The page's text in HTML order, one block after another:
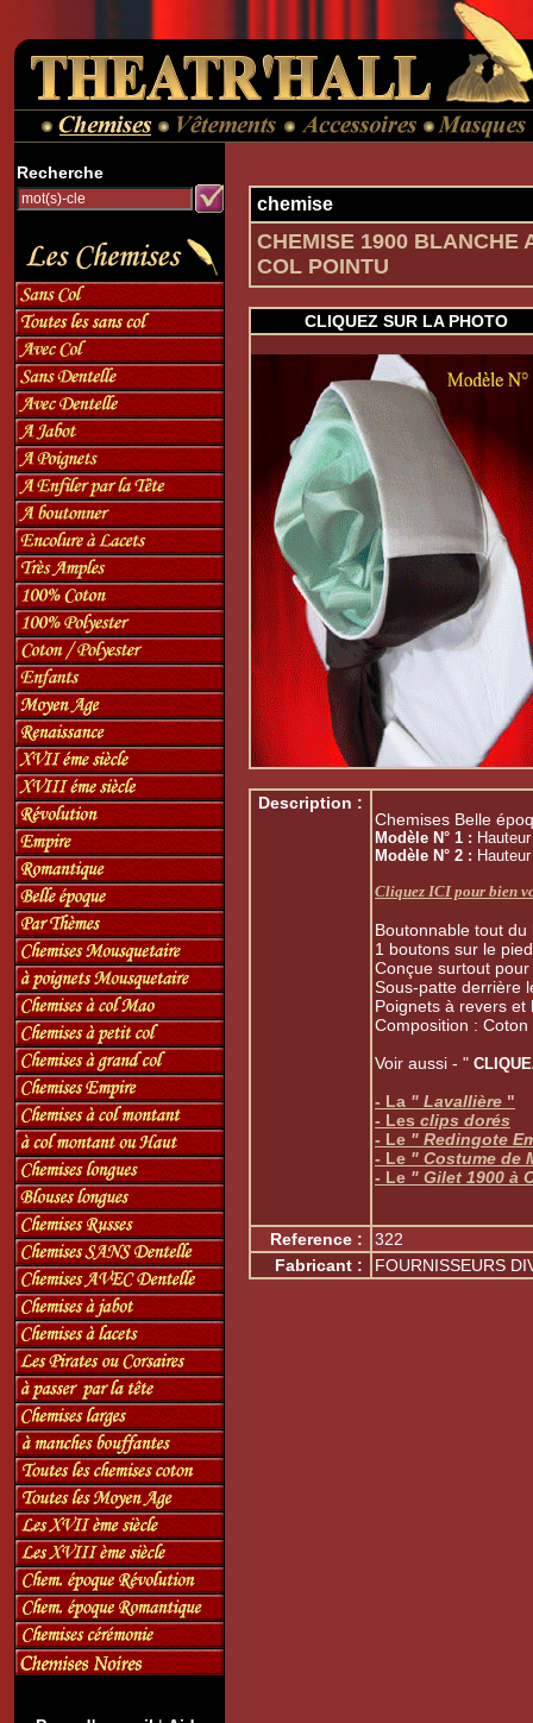
Recherche
chemise
CHEMISE 1900 BLANCHE
COL POINTU
CLIQUEZ SUR LA PHOTO
Description :
Chemises Belle
Modèle N° 1 :
Modèle N° 2 :
Cliquez ICI pour bien
Boutonnable tout
1 boutons sur le
Conçue surtout
Sous-patte derrière
Poignets à revers
Composition :
Voir aussi - "
- La " Lavallière "
- Les clips dorés
- Le " Redingote
- Le " Costume de
- Le " Gilet 1900 à
Reference :
322
Fabricant :
FOURNISSEURS